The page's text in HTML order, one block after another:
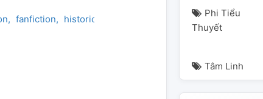
fanfiction historical keonho keonsean
Phi Tiểu
Thuyết
Tâm Linh